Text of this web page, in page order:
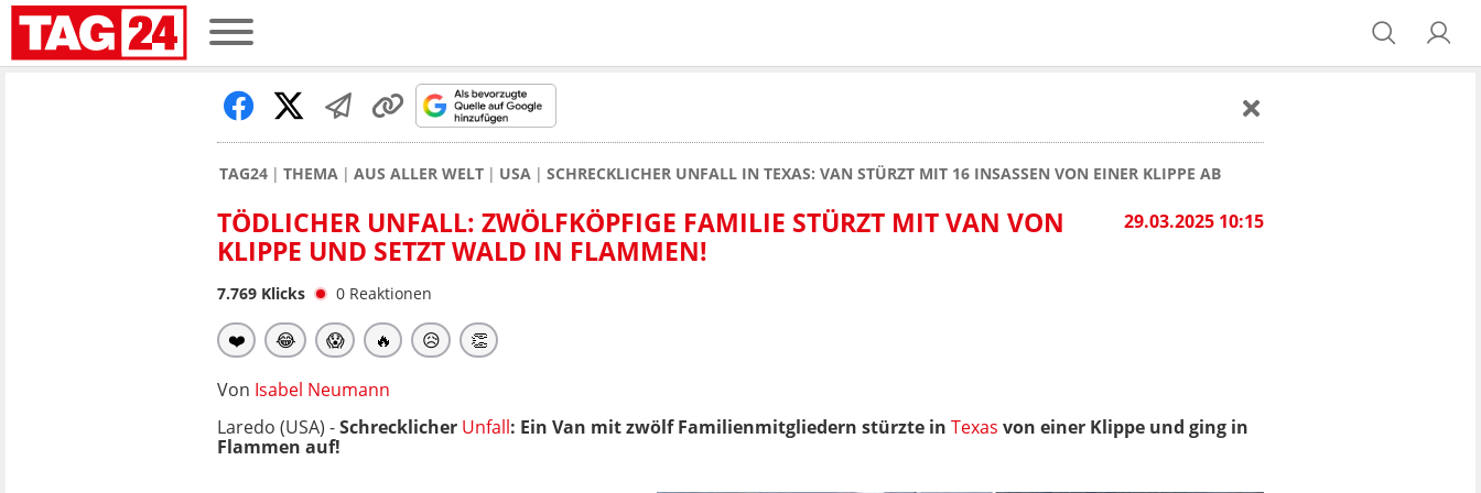
TAG24 THEMA AUS ALLER WELT USA SCHRECKLICHER UNFALL IN TEXAS: VAN STÜRZT MIT 16 INSASSEN VON EINER KLIPPE AB
29.03.2025 10:15
TÖDLICHER UNFALL: ZWÖLFKÖPFIGE FAMILIE STÜRZT MIT VAN VON
KLIPPE UND SETZT WALD IN FLAMMEN!
7.769 Klicks 0 Reaktionen
❤️ 😂 😱 🔥 😥 👏
Von Isabel Neumann
Laredo (USA) -Schrecklicher Unfall: Ein Van mit zwölf Familienmitgliedern stürzte in Texas von einer Klippe und ging in
Flammen auf!